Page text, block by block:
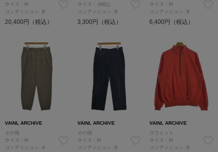
サイズ：M
コンディション: B
20,400円（税込）
サイズ：-(M位)
コンディション: B
3,300円（税込）
サイズ：M
コンディション: B
6,400円（税込）
VAINL ARCHIVE
その他
サイズ：M
コンディション: A
VAINL ARCHIVE
その他
サイズ：M
コンディション: B
VAINL ARCHIVE
スウェット
サイズ：M
コンディション: B